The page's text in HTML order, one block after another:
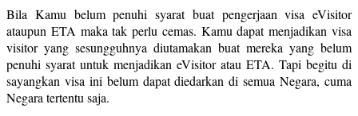
Bila Kamu belum penuhi syarat buat pengerjaan visa eVisitor
ataupun ETA maka tak perlu cemas. Kamu dapat menjadikan visa
visitor yang sesungguhnya diutamakan buat mereka yang belum
penuhi syarat untuk menjadikan eVisitor atau ETA. Tapi begitu di
sayangkan visa ini belum dapat diedarkan di semua Negara, cuma
Negara tertentu saja.